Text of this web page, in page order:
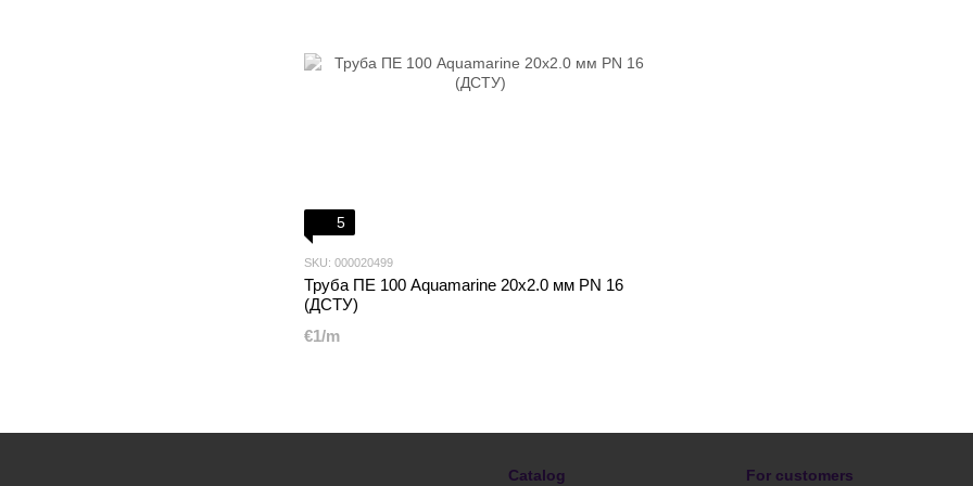
5
SKU: 000020499
Труба ПЕ 100 Aquamarine 20x2.0 мм PN 16
(ДСТУ)
€1/m
Catalog For customers